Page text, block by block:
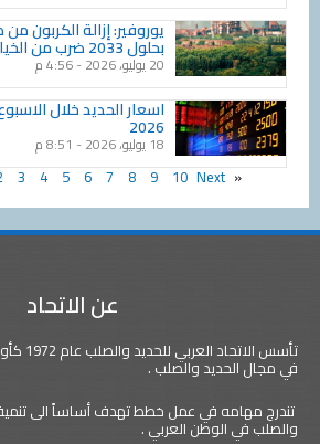
يوروفير: إزالة الكربون
بحلول 2033 ضرب من الخيال
20 يوليو، 2026
اسعار الحديد خلال
2026
18 يوليو، 2026
« Previous
3 4 5 6 7 8 9 10 Next »
عن الاتحاد
تأسس
في مجال الحديد والصلب .
تندرج مهامه في عمل خطط تهدف أساساً الى تنمية
والصلب في الوطن العربي .